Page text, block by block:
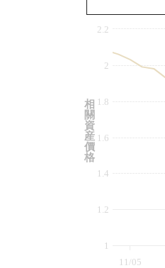
11/05
1.2
1.6
2
1
1.4
1.8
2.2
相
關
資
産
價
格